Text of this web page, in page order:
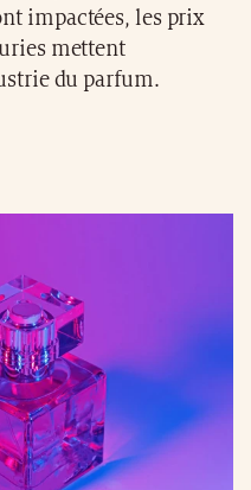
impactées, les prix
mettent
du parfum.